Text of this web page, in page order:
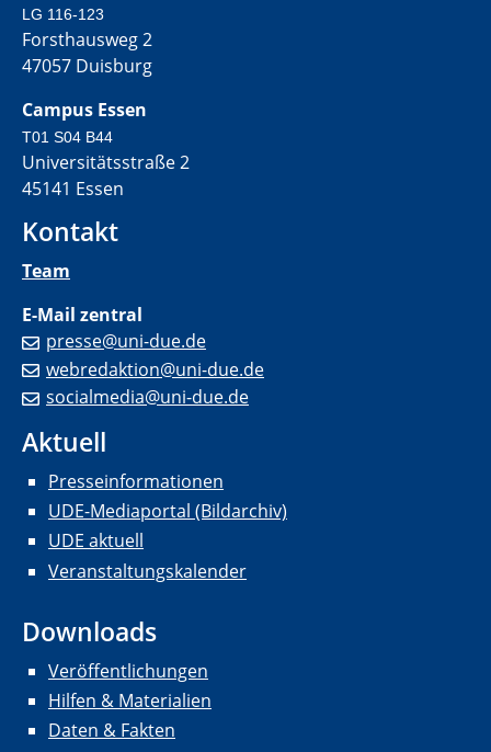
LG 116-123
Forsthausweg 2
47057 Duisburg
Campus Essen
T01 S04 B44
Universitätsstraße 2
45141 Essen
Kontakt
Team
E-Mail zentral
presse@uni-due.de
webredaktion@uni-due.de
socialmedia@uni-due.de
Aktuell
Presseinformationen
UDE-Mediaportal (Bildarchiv)
UDE aktuell
Veranstaltungskalender
Downloads
Veröffentlichungen
Hilfen & Materialien
Daten & Fakten